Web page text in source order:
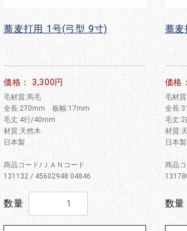
蕎麦打用 1号(弓型 9寸)
価格： 3,300円
毛材質:馬毛
全長:270mm 板幅:17mm
毛丈:4行/40mm
材質:天然木
日本製
商品コード/ＪＡＮコード
131132 / 45602948 04846
数量
蕎
価格
毛材
全長
毛丈
材質:
日本製
商品
数量